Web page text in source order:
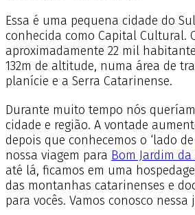
Essa é uma pequena cidade do
conhecida como Capital Cultural.
aproximadamente 22 mil
132m de altitude, numa área de
planície e a Serra Catarinense.
Durante muito tempo nós
cidade e região. A vontade
depois que conhecemos o ‘lado
nossa viagem para Bom Jardim da
até lá, ficamos em uma
das montanhas catarinenses e
para vocês. Vamos conosco nessa